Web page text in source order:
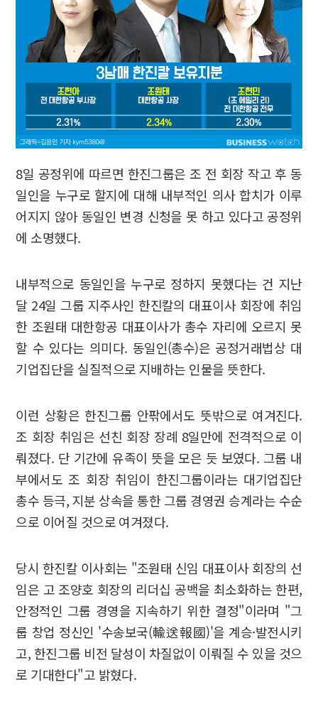
8일 공정위에 따르면 한진그룹은 조 전 회장 작고 후 동
일인을 누구로 할지에 대해 내부적인 의사 합치가 이루
어지지 않아 동일인 변경 신청을 못 하고 있다고 공정위
에 소명했다.
내부적으로 동일인을 누구로 정하지 못했다는 건 지난
달 24일 그룹 지주사인 한진칼의 대표이사 회장에 취임
한 조원태 대한항공 대표이사가 총수 자리에 오르지 못
할 수 있다는 의미다. 동일인(총수)은 공정거래법상 대
기업집단을 실질적으로 지배하는 인물을 뜻한다.
이런 상황은 한진그룹 안팎에서도 뜻밖으로 여겨진다.
조 회장 취임은 선친 회장 장례 8일만에 전격적으로 이
뤄졌다. 단 기간에 유족이 뜻을 모은 듯 보였다. 그룹 내
부에서도 조 회장 취임이 한진그룹이라는 대기업집단
총수 등극, 지분 상속을 통한 그룹 경영권 승계라는 수순
으로 이어질 것으로 여겨졌다.
당시 한진칼 이사회는 "조원태 신임 대표이사 회장의 선
임은 고 조양호 회장의 리더십 공백을 최소화하는 한편,
안정적인 그룹 경영을 지속하기 위한 결정"이라며 "그
룹 창업 정신인 '수송보국(輸送報國)'을 계승·발전시키
고, 한진그룹 비전 달성이 차질없이 이뤄질 수 있을 것으
로 기대한다"고 밝혔다.